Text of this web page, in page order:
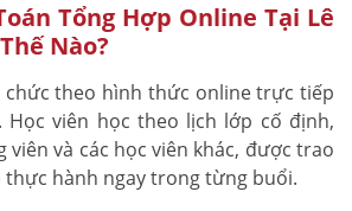
Tổng Hợp Online Tại Lê
Nào?
chức theo hình thức online trực tiếp
Học viên học theo lịch lớp cố định,
viên và các học viên khác, được trao
thực hành ngay trong từng buổi.